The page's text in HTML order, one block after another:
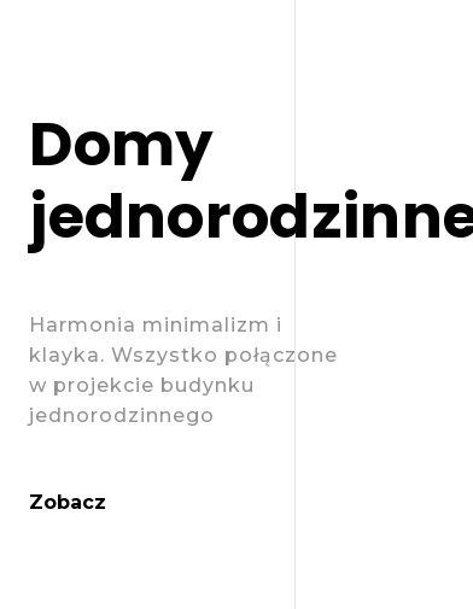
Domy
Harmonia minimalizm i
klayka. Wszystko połączone
w projekcie budynku
jednorodzinnego
Zobacz